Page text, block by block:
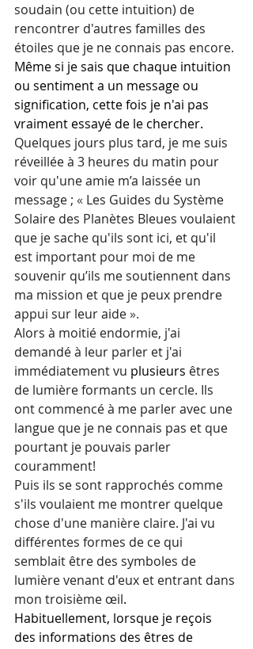
soudain (ou cette intuition) de
rencontrer d'autres familles des
étoiles que je ne connais pas encore.
Même si je sais que chaque intuition
ou sentiment a un message ou
signification, cette fois je n'ai pas
vraiment essayé de le chercher.
Quelques jours plus tard, je me suis
réveillée à 3 heures du matin pour
voir qu'une amie m’a laissée un
message ; « Les Guides du Système
Solaire des Planètes Bleues voulaient
que je sache qu'ils sont ici, et qu'il
est important pour moi de me
souvenir qu’ils me soutiennent dans
ma mission et que je peux prendre
appui sur leur aide ».
Alors à moitié endormie, j'ai
demandé à leur parler et j'ai
immédiatement vu plusieurs êtres
de lumière formants un cercle. Ils
ont commencé à me parler avec une
langue que je ne connais pas et que
pourtant je pouvais parler
couramment!
Puis ils se sont rapprochés comme
s'ils voulaient me montrer quelque
chose d'une manière claire. J'ai vu
différentes formes de ce qui
semblait être des symboles de
lumière venant d'eux et entrant dans
mon troisième œil.
Habituellement, lorsque je reçois
des informations des êtres de